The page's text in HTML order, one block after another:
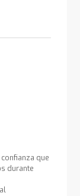
confianza que
durante